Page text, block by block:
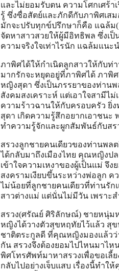
และไม่ยอมรับตน ความโศกเศร้า
รู้ ซึ่งซื่อสัตย์และภักดีกับภาพิศเส
มักจะปรับทุกข์ปรึกษาก็คือ แฉล้ม(
จัดหาสาวสวยให้ผู้มีอิทธิพล ซึ่งเ
ความจริงใจเท่าไรนัก แฉล้มแนะ
ภาพิศได้ให้กำเนิดลูกสาวให้กับ
มากรักจะหยุดอยู่ที่ภาพิศได้ ภาพิ
หญิงสุดา ซึ่งเป็นภรรยาของท่าน
สังคมสงเคราะห์ แต่เอาใจสามีไ
ความร้าวฉานให้กับครอบครัว ยิ่
สุดา เกิดความรู้สึกอยากเอาชนะ
ทำความรู้จักและผูกสัมพันธ์กับสร
สรวงลูกชายคนเดียวของท่านพล
ได้กลับมาถึงเมืองไทย คุณหญิงป
เข้าใจความเหงาของผู้เป็นแม่ จึ
สงครามเงียบขึ้นระหว่างพ่อลูก
ไม่น้อยที่ลูกชายคนเดียวที่ท่านรัก
สาวต่างแม่ แต่นั่นไม่มีวัน เพราะ
สรวง(ศรัณย์ ศิริลักษณ์) ชายหนุ่ม
หญิงได้วางตัวสุขหฤทัยไว้แล้ว สุข
ชาติตระกูลดี ที่คุณหญิงมองแล้วว่
กัน สรวงจึงต้องยอมไปไหนมาไ
พิศโทรศัพท์มาหาสรวงเพื่อขอเลี้
กลับไปอย่างเจ็บแสบ เรื่องนี้ทำ